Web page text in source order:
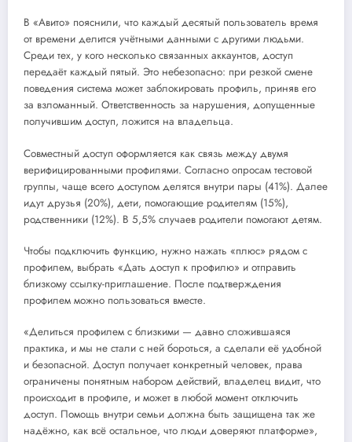
В «Авито» пояснили, что каждый десятый пользователь время
от времени делится учётными данными с другими людьми.
Среди тех, у кого несколько связанных аккаунтов, доступ
передаёт каждый пятый. Это небезопасно: при резкой смене
поведения система может заблокировать профиль, приняв его
за взломанный. Ответственность за нарушения, допущенные
получившим доступ, ложится на владельца.
Совместный доступ оформляется как связь между двумя
верифицированными профилями. Согласно опросам тестовой
группы, чаще всего доступом делятся внутри пары (41%). Далее
идут друзья (20%), дети, помогающие родителям (15%),
родственники (12%). В 5,5% случаев родители помогают детям.
Чтобы подключить функцию, нужно нажать «плюс» рядом с
профилем, выбрать «Дать доступ к профилю» и отправить
близкому ссылку-приглашение. После подтверждения
профилем можно пользоваться вместе.
«Делиться профилем с близкими — давно сложившаяся
практика, и мы не стали с ней бороться, а сделали её удобной
и безопасной. Доступ получает конкретный человек, права
ограничены понятным набором действий, владелец видит, что
происходит в профиле, и может в любой момент отключить
доступ. Помощь внутри семьи должна быть защищена так же
надёжно, как всё остальное, что люди доверяют платформе»,